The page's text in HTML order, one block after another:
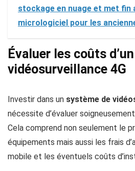
stockage en nuage et met fin
micrologiciel pour les
Évaluer les coûts
vidéosurveillance 4G
Investir dans un système de
nécessite d’évaluer
Cela comprend non seulement le
équipements mais aussi les frais
mobile et les éventuels coûts